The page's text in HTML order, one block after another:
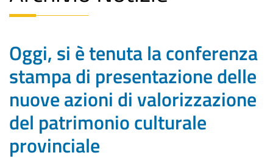
Oggi, si è tenuta la conferenza
stampa di presentazione delle
nuove azioni di valorizzazione
del patrimonio culturale
provinciale